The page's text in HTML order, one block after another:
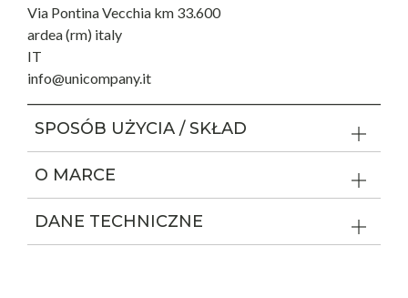
Via Pontina Vecchia km 33.600
ardea (rm) italy
IT
info@unicompany.it
SPOSÓB UŻYCIA / SKŁAD
O MARCE
DANE TECHNICZNE